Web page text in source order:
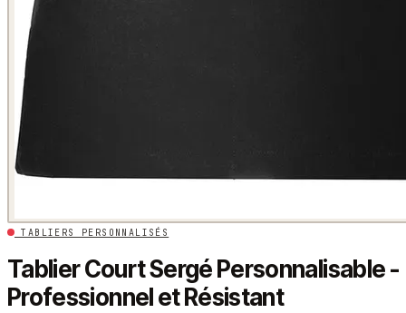
TABLIERS PERSONNALISÉS
Tablier Court Sergé Personnalisable -
Professionnel et Résistant